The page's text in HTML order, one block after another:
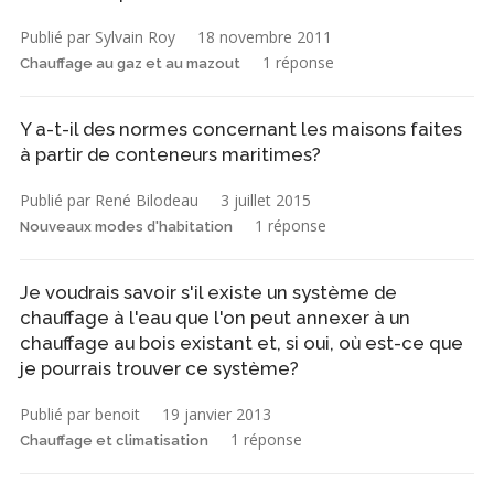
Publié par Sylvain Roy 18 novembre 2011
Chauffage au gaz et au mazout 1 réponse
Y a-t-il des normes concernant les maisons faites
à partir de conteneurs maritimes?
Publié par René Bilodeau 3 juillet 2015
Nouveaux modes d'habitation 1 réponse
Je voudrais savoir s'il existe un système de
chauffage à l'eau que l'on peut annexer à un
chauffage au bois existant et, si oui, où est-ce que
je pourrais trouver ce système?
Publié par benoit 19 janvier 2013
Chauffage et climatisation 1 réponse